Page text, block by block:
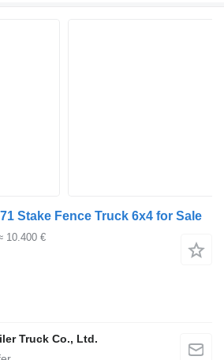
Stake Fence Truck 6x4 for Sale
10.400 €
Truck Co., Ltd.